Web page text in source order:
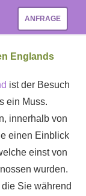
ANFRAGE
Englands
ist der Besuch
ein Muss.
innerhalb von
einen Einblick
einst von
wurden.
Sie während